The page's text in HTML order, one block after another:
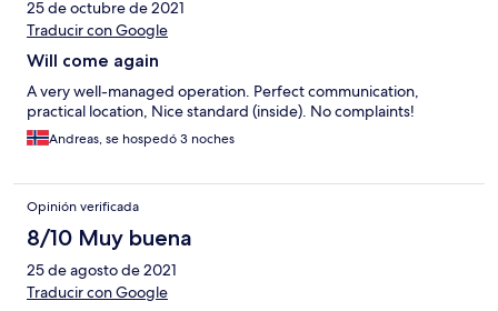
accommodating and helpful with whatever I needed. It is great
value for the money and I would stay there again.
25 de octubre de 2021
Traducir con Google
Will come again
A very well-managed operation. Perfect communication,
practical location, Nice standard (inside). No complaints!
Andreas, se hospedó 3 noches
Opinión verificada
8/10 Muy buena
25 de agosto de 2021
Traducir con Google